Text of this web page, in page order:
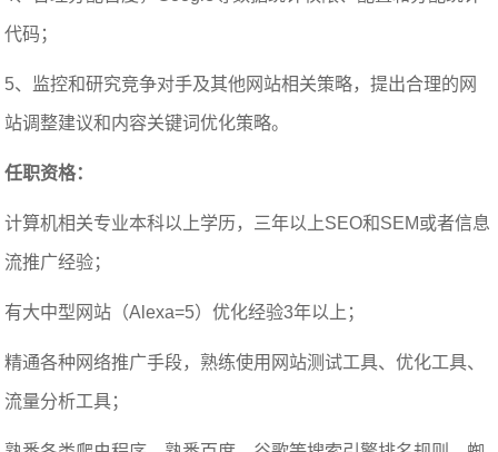
代码；
5、监控和研究竞争对手及其他网站相关策略，提出合理的网
站调整建议和内容关键词优化策略。
任职资格：
计算机相关专业本科以上学历，三年以上SEO和SEM或者信息
流推广经验；
有大中型网站（Alexa=5）优化经验3年以上；
精通各种网络推广手段，熟练使用网站测试工具、优化工具、
流量分析工具；